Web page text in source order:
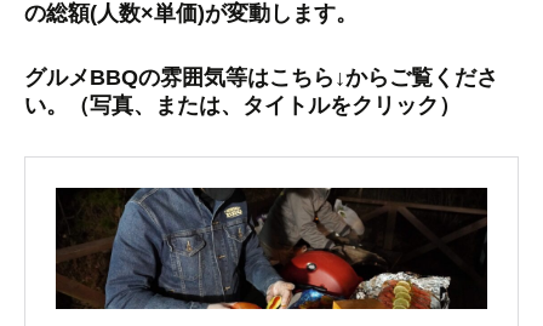
の総額(人数×単価)が変動します。
グルメBBQの雰囲気等はこちら↓からご覧くださ
い。（写真、または、タイトルをクリック）